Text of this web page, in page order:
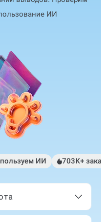
ИИ
ИИ 703К+